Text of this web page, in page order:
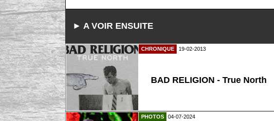
► A VOIR ENSUITE
CHRONIQUE 19-02-2013
BAD RELIGION - True North
PHOTOS 04-07-2024